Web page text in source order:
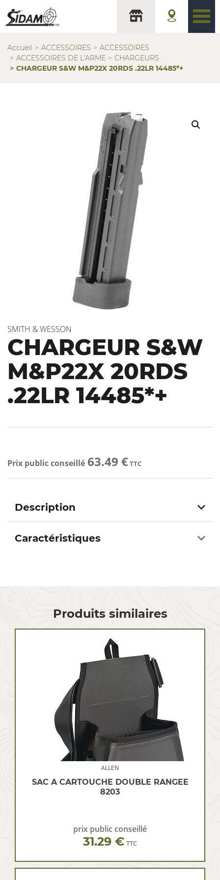
Accueil ACCESSOIRES
ACCESSOIRES
ACCESSOIRES DE L'ARME
CHARGEURS
CHARGEUR S&W M&P22X 20RDS .22LR 14485*+
SMITH & WESSON
CHARGEUR S&W
M&P22X 20RDS
.22LR 14485*+
Prix public conseillé 63.49 €TTC
Description
Caractéristiques
Produits similaires
ALLEN
SAC A CARTOUCHE DOUBLE RANGEE
8203
prix public conseillé
31.29 € TTC